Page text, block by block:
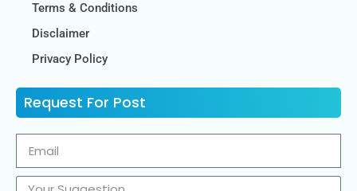
Terms & Conditions
Disclaimer
Privacy Policy
Request For Post